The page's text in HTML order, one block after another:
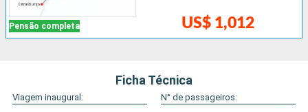
Pensão completa US$ 1,012
Ficha Técnica
Viagem inaugural:
N° de passageiros: